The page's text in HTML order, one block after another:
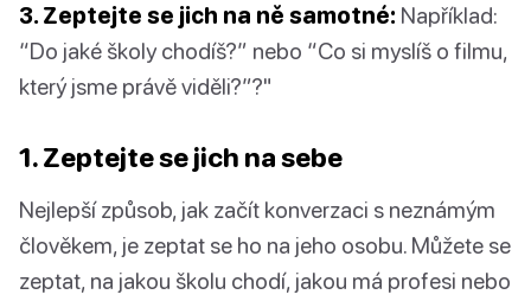
3. Zeptejte se jich na ně samotné: Například:
“Do jaké školy chodíš?” nebo “Co si myslíš o filmu,
který jsme právě viděli?”?"
1. Zeptejte se jich na sebe
Nejlepší způsob, jak začít konverzaci s neznámým
člověkem, je zeptat se ho na jeho osobu. Můžete se
zeptat, na jakou školu chodí, jakou má profesi nebo